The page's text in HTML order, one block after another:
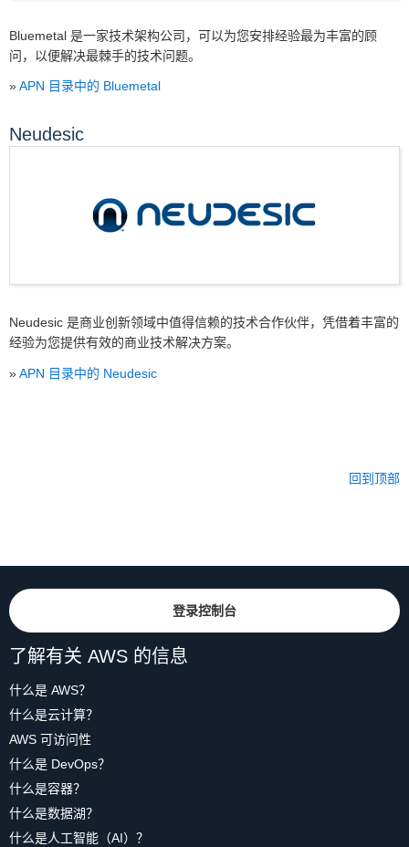
Bluemetal 是一家技术架构公司，可以为您安排经验最为丰富的顾
问，以便解决最棘手的技术问题。
»APN 目录中的 Bluemetal
Neudesic
Neudesic 是商业创新领域中值得信赖的技术合作伙伴，凭借着丰富的
经验为您提供有效的商业技术解决方案。
»APN 目录中的 Neudesic
回到顶部
登录控制台
了解有关 AWS 的信息
什么是 AWS？
什么是云计算？
AWS 可访问性
什么是 DevOps？
什么是容器？
什么是数据湖？
什么是人工智能（AI）？